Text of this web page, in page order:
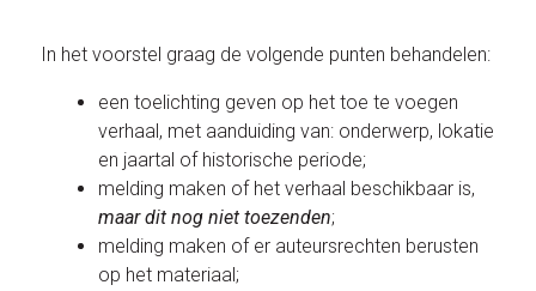
In het voorstel graag de volgende punten behandelen:
een toelichting geven op het toe te voegen
verhaal, met aanduiding van: onderwerp, lokatie
en jaartal of historische periode;
melding maken of het verhaal beschikbaar is,
maar dit nog niet toezenden;
melding maken of er auteursrechten berusten
op het materiaal;